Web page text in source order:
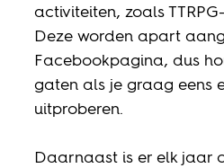
activiteiten, zoals
Deze worden apart
Facebookpagina, dus
gaten als je graag eens
uitproberen.
Daarnaast is er elk jaar